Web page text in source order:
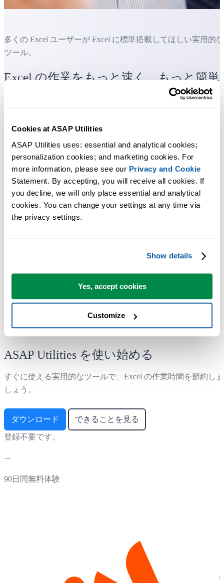
Cookies at ASAP Utilities
ASAP Utilities uses: essential and analytical cookies;
personalization cookies; and marketing cookies. For
more information, please see our Privacy and Cookie
Statement. By accepting, you will receive all cookies. If
you decline, we will only place essential and analytical
cookies. You can change your settings at any time via
the privacy settings.
Show details
Yes, accept cookies
Customize
多くの Excel ユーザーが Excel に標準搭載してほしい実用的な
ツール。
Excel の作業をもっと速く、もっと簡単
を可能にします。
すぐに使い始められます。トレーニングは必要ありません。
多くのユーザーは、まずいくつかのツールから使い始めます
多くのユーザーが、やがて ASAP Utilities を毎日使うようにな
ります。
世界中の 28,500 以上の組織で利用されています。
ASAP Utilities を使い始める
すぐに使える実用的なツールで、Excel の作業時間を節約しま
しょう。
ダウンロード できることを見る
登録不要です。
90日間無料体験